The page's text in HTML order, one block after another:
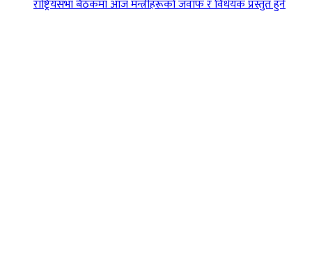
राष्ट्रियसभा बैठकमा आज मन्त्रीहरूको जवाफ र विधेयक प्रस्तुत हुने